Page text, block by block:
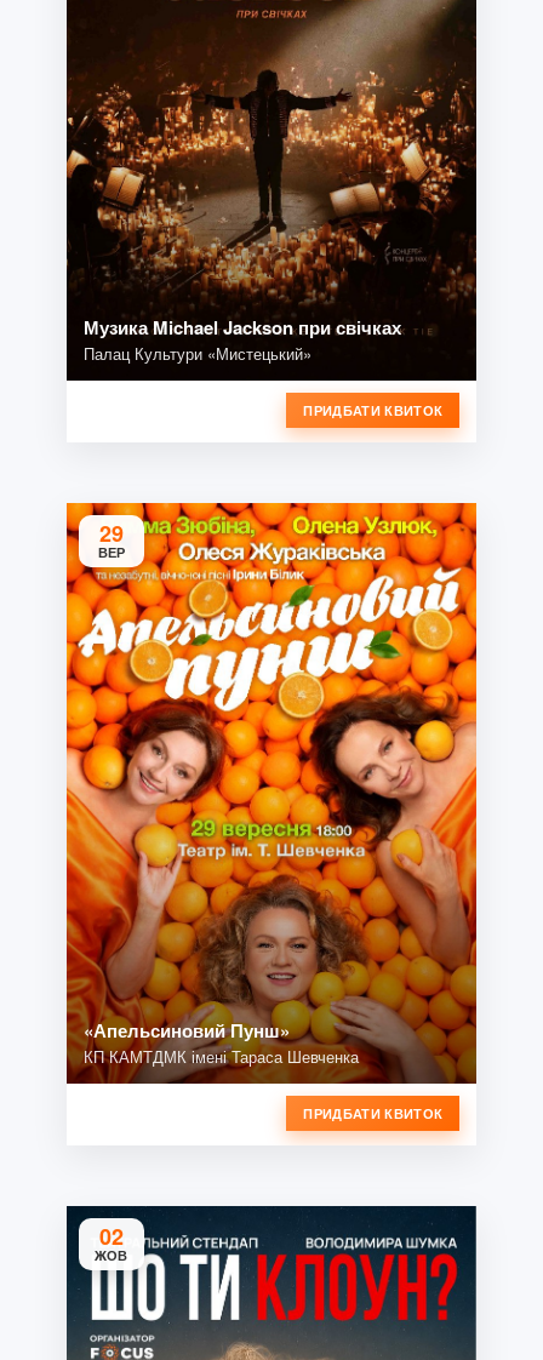
Музика Michael Jackson при свічках
Палац Культури «Мистецький»
ПРИДБАТИ КВИТОК
29
ВЕР
«Апельсиновий Пунш»
КП КАМТДМК імені Тараса Шевченка
ПРИДБАТИ КВИТОК
02
ЖОВ